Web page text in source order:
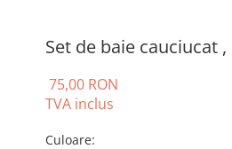
Set de baie cauciucat
75,00 RON
TVA inclus
Culoare: